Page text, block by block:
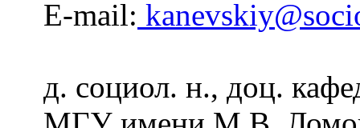
E-mail:
д. социол. н., доц.